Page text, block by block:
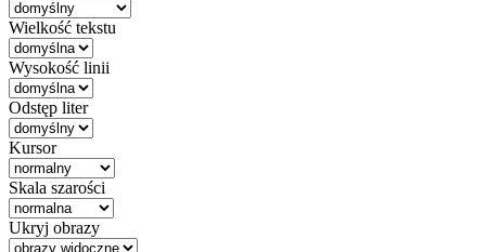
Wielkość tekstu
Wysokość linii
Odstęp liter
Kursor
Skala szarości
Ukryj obrazy